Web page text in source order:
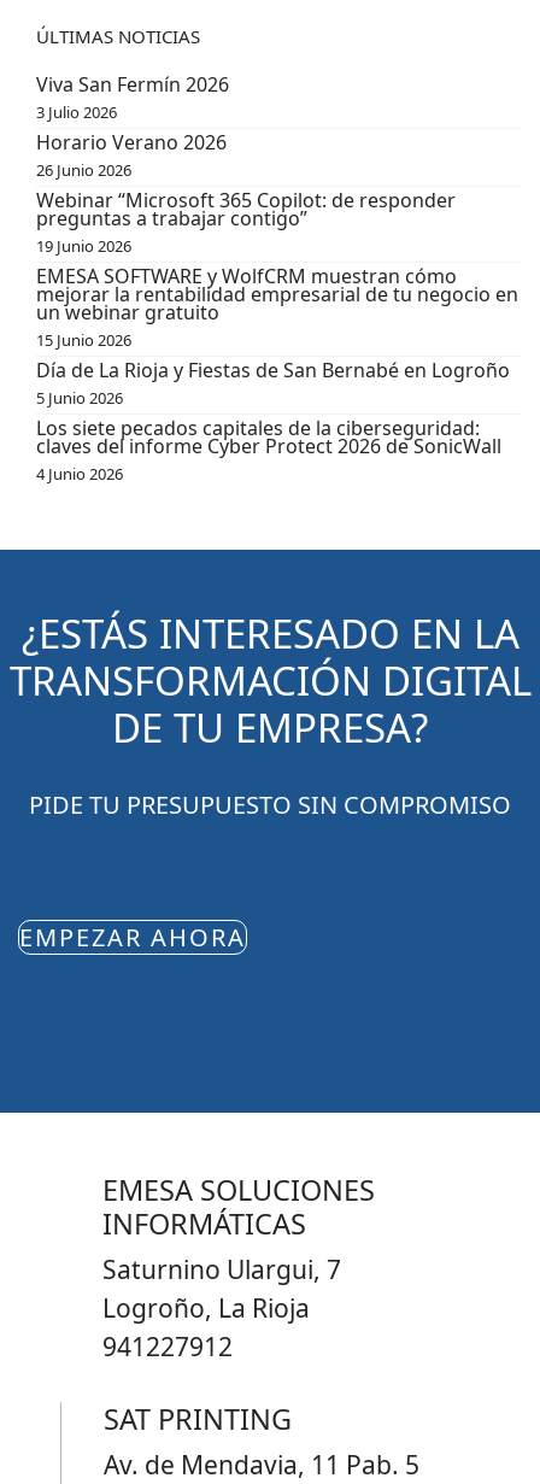
ÚLTIMAS NOTICIAS
Viva San Fermín 2026
3 Julio 2026
Horario Verano 2026
26 Junio 2026
Webinar “Microsoft 365 Copilot: de responder
preguntas a trabajar contigo”
19 Junio 2026
EMESA SOFTWARE y WolfCRM muestran cómo
mejorar la rentabilidad empresarial de tu negocio en
un webinar gratuito
15 Junio 2026
Día de La Rioja y Fiestas de San Bernabé en Logroño
5 Junio 2026
Los siete pecados capitales de la ciberseguridad:
claves del informe Cyber Protect 2026 de SonicWall
4 Junio 2026
¿ESTÁS INTERESADO EN LA
TRANSFORMACIÓN DIGITAL
DE TU EMPRESA?
PIDE TU PRESUPUESTO SIN COMPROMISO
EMPEZAR AHORA
EMESA SOLUCIONES
INFORMÁTICAS
Saturnino Ulargui, 7
Logroño, La Rioja
941227912
SAT PRINTING
Av. de Mendavia, 11 Pab. 5